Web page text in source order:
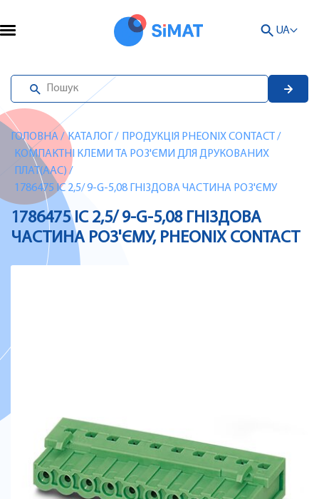
UA
ГОЛОВНА/ КАТАЛОГ / ПРОДУКЦІЯ PHEONIX CONTACT /
КОМПАКТНІ КЛЕМИ ТА РОЗ'ЄМИ ДЛЯ ДРУКОВАНИХ
ПЛАТ(AAC) /
1786475 IC 2,5/ 9-G-5,08 ГНІЗДОВА ЧАСТИНА РОЗ'ЄМУ
1786475 IC 2,5/ 9-G-5,08 ГНІЗДОВА
ЧАСТИНА РОЗ'ЄМУ, PHEONIX CONTACT